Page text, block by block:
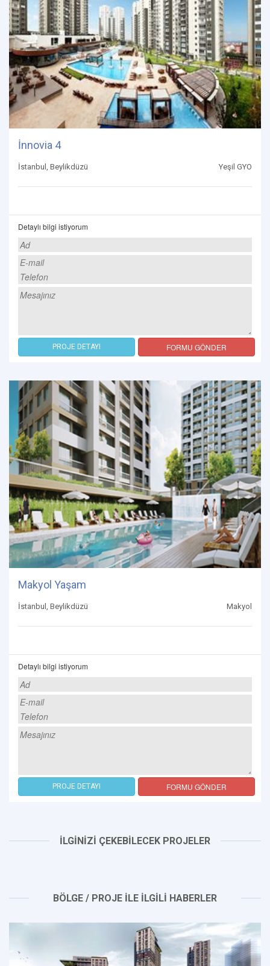
İnnovia 4
İstanbul, Beylikdüzü Yeşil GYO
Detaylı bilgi istiyorum
PROJE DETAYI FORMU GÖNDER
Makyol Yaşam
İstanbul, Beylikdüzü Makyol
Detaylı bilgi istiyorum
PROJE DETAYI FORMU GÖNDER
İLGİNİZİ ÇEKEBİLECEK PROJELER
BÖLGE / PROJE İLE İLGİLİ HABERLER